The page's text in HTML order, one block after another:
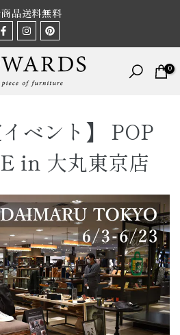
商品送料無料
0
イベント】 POP
in 大丸東京店